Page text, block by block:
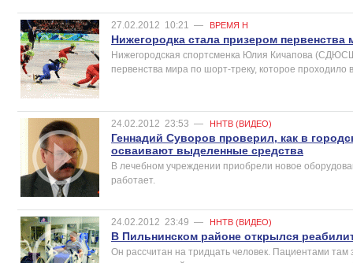
27.02.2012 10:21 — ВРЕМЯ Н
Нижегородка стала призером первенства
Нижегородская спортсменка Юлия Кичапова
первенства мира по шорт-треку, которое проходило
24.02.2012 23:53 — ННТВ (ВИДЕО)
Геннадий Суворов проверил, как в
осваивают выделенные средства
В лечебном учреждении приобрели новое
работает.
24.02.2012 23:49 — ННТВ (ВИДЕО)
В Пильнинском районе открылся
Он рассчитан на тридцать человек. Пациентами